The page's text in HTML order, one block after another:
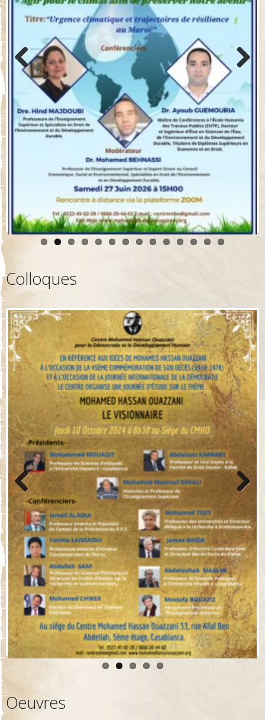
Previo
Colloques
Previo
us
Next
Oeuvres